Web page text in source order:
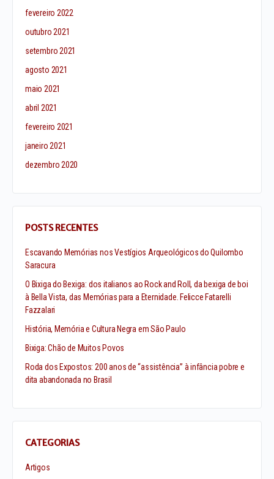
fevereiro 2022
outubro 2021
setembro 2021
agosto 2021
maio 2021
abril 2021
fevereiro 2021
janeiro 2021
dezembro 2020
POSTS RECENTES
Escavando Memórias nos Vestígios Arqueológicos do Quilombo
Saracura
O Bixiga do Bexiga: dos italianos ao Rock and Roll, da bexiga de boi
à Bella Vista, das Memórias para a Eternidade. Felicce Fatarelli
Fazzalari
História, Memória e Cultura Negra em São Paulo
Bixiga: Chão de Muitos Povos
Roda dos Expostos: 200 anos de “assistência” à infância pobre e
dita abandonada no Brasil
CATEGORIAS
Artigos